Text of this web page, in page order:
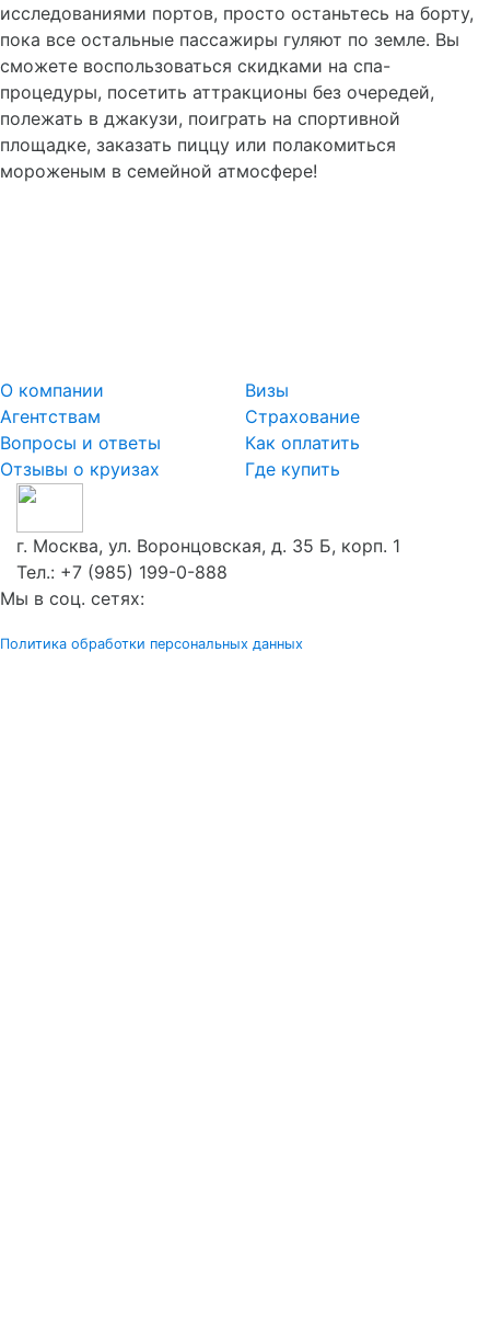
исследованиями портов, просто останьтесь на борту,
пока все остальные пассажиры гуляют по земле. Вы
сможете воспользоваться скидками на спа-
процедуры, посетить аттракционы без очередей,
полежать в джакузи, поиграть на спортивной
площадке, заказать пиццу или полакомиться
мороженым в семейной атмосфере!
О компании
Агентствам
Вопросы и ответы
Отзывы о круизах
Визы
Страхование
Как оплатить
Где купить
г. Москва, ул. Воронцовская, д. 35 Б, корп. 1
Тел.: +7 (985) 199-0-888
Мы в соц. сетях:
Политика обработки персональных данных